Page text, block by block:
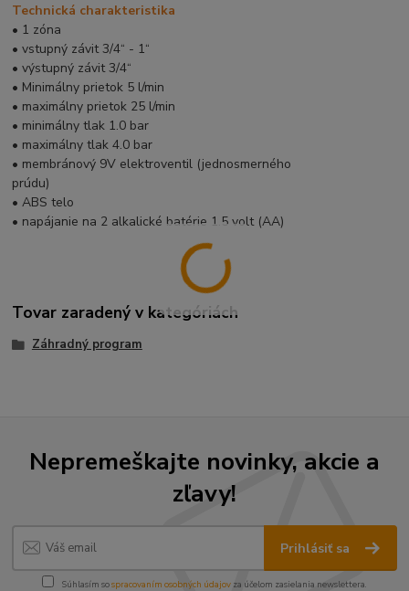
Technická charakteristika
• 1 zóna
• vstupný závit 3/4“ - 1“
• výstupný závit 3/4“
• Minimálny prietok 5 l/min
• maximálny prietok 25 l/min
• minimálny tlak 1.0 bar
• maximálny tlak 4.0 bar
• membránový 9V elektroventil (jednosmerného
prúdu)
• ABS telo
• napájanie na 2 alkalické batérie 1.5 volt (AA)
Tovar zaradený v kategóriách
Záhradný program
Nepremeškajte novinky, akcie a
zľavy!
Prihlásiť sa
Súhlasím sospracovaním osobných údajov za účelom zasielania newslettera.